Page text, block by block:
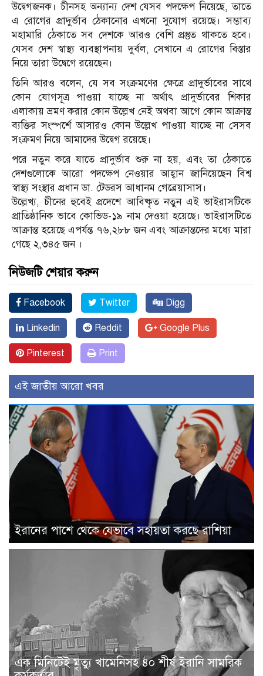
উদ্বেগজনক। চীনসহ অন্যান্য দেশ যেসব পদক্ষেপ নিয়েছে, তাতে
এ রোগের প্রাদুর্ভাব ঠেকানোর এখনো সুযোগ রয়েছে। সম্ভাব্য
মহামারি ঠেকাতে সব দেশকে আরও বেশি প্রস্তুত থাকতে হবে।
যেসব দেশ স্বাস্থ্য ব্যবস্থাপনায় দুর্বল, সেখানে এ রোগের বিস্তার
নিয়ে তারা উদ্বেগে রয়েছেন।
তিনি আরও বলেন, যে সব সংক্রমণের ক্ষেত্রে প্রাদুর্ভাবের সাথে
কোন যোগসূত্র পাওয়া যাচ্ছে না অর্থাৎ প্রাদুর্ভাবের শিকার
এলাকায় ভ্রমণ করার কোন উল্লেখ নেই অথবা আগে কোন আক্রান্ত
ব্যক্তির সংস্পর্শে আসারও কোন উল্লেখ পাওয়া যাচ্ছে না সেসব
সংক্রমণ নিয়ে আমাদের উদ্বেগ রয়েছে।
পরে নতুন করে যাতে প্রাদুর্ভাব শুরু না হয়, এবং তা ঠেকাতে
দেশগুলোকে আরো পদক্ষেপ নেওয়ার আহ্বান জানিয়েছেন বিশ্ব
স্বাস্থ্য সংস্থার প্রধান ডা. টেডরস আধানম গেব্রেয়াসাস।
উল্লেখ্য, চীনের হুবেই প্রদেশে আবিষ্কৃত নতুন এই ভাইরাসটিকে
প্রাতিষ্ঠানিক ভাবে কোভিড-১৯ নাম দেওয়া হয়েছে। ভাইরাসটিতে
আক্রান্ত হয়েছে এপর্যন্ত ৭৬,২৮৮ জন এবং আক্রান্তদের মধ্যে মারা
গেছে ২,৩৪৫ জন ।
নিউজটি শেয়ার করুন
Facebook Twitter Digg
Linkedin Reddit Google Plus
Pinterest Print
এই জাতীয় আরো খবর
ইরানের পাশে থেকে যেভাবে সহায়তা করছে রাশিয়া
এক মিনিটেই মৃত্যু খামেনিসহ ৪০ শীর্ষ ইরানি সামরিক